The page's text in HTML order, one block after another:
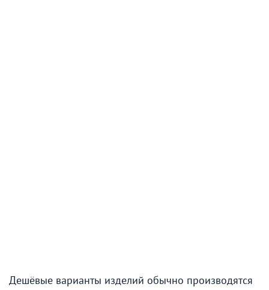
Дешёвые варианты изделий обычно производятся